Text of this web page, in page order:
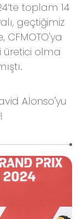
toplam 14
geçtiğimiz
üretici olma
Alonso'yu